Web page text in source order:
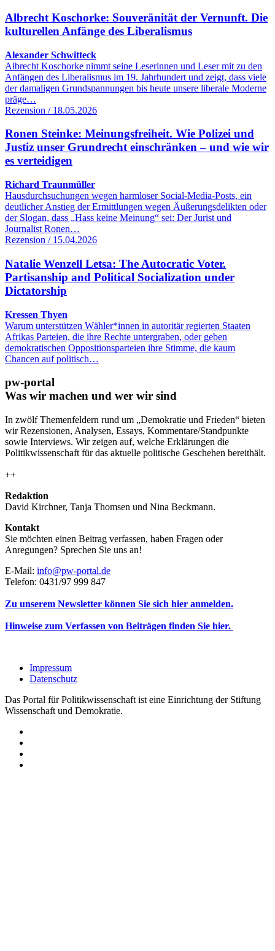
Albrecht Koschorke: Souveränität der Vernunft. Die
kulturellen Anfänge des Liberalismus
Alexander Schwitteck
Albrecht Koschorke nimmt seine Leserinnen und Leser mit zu den
Anfängen des Liberalismus im 19. Jahrhundert und zeigt, dass viele
der damaligen Grundspannungen bis heute unsere liberale Moderne
präge…
Rezension / 18.05.2026
Ronen Steinke: Meinungsfreiheit. Wie Polizei und
Justiz unser Grundrecht einschränken – und wie wir
es verteidigen
Richard Traunmüller
Hausdurchsuchungen wegen harmloser Social-Media-Posts, ein
deutlicher Anstieg der Ermittlungen wegen Äußerungsdelikten oder
der Slogan, dass „Hass keine Meinung“ sei: Der Jurist und
Journalist Ronen…
Rezension / 15.04.2026
Natalie Wenzell Letsa: The Autocratic Voter.
Partisanship and Political Socialization under
Dictatorship
Kressen Thyen
Warum unterstützen Wähler*innen in autoritär regierten Staaten
Afrikas Parteien, die ihre Rechte untergraben, oder geben
demokratischen Oppositionsparteien ihre Stimme, die kaum
Chancen auf politisch…
pw-portal
Was wir machen und wer wir sind
In zwölf Themenfeldern rund um „Demokratie und Frieden“ bieten
wir Rezensionen, Analysen, Essays, Kommentare/Standpunkte
sowie Interviews. Wir zeigen auf, welche Erklärungen die
Politikwissenschaft für das aktuelle politische Geschehen bereithält.
++
Redaktion
David Kirchner, Tanja Thomsen und Nina Beckmann.
Kontakt
Sie möchten einen Beitrag verfassen, haben Fragen oder
Anregungen? Sprechen Sie uns an!
E-Mail: info@pw-portal.de
Telefon: 0431/97 999 847
Zu unserem Newsletter können Sie sich hier anmelden.
Hinweise zum Verfassen von Beiträgen finden Sie hier.
Impressum
Datenschutz
Das Portal für Politikwissenschaft ist eine Einrichtung der Stiftung
Wissenschaft und Demokratie.